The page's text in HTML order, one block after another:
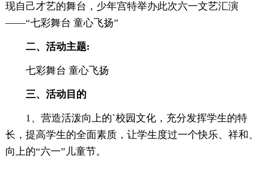
现自己才艺的舞台，少年宫特举办此次六一文艺汇演
——“七彩舞台 童心飞扬”
二、活动主题:
七彩舞台 童心飞扬
三、活动目的
1、营造活泼向上的`校园文化，充分发挥学生的特
长，提高学生的全面素质，让学生度过一个快乐、祥和、
向上的“六一”儿童节。